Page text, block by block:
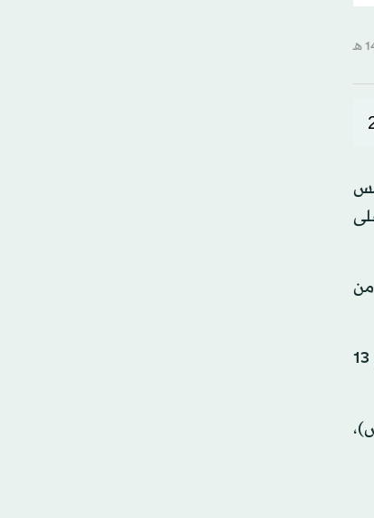
وجلست المستشارة في درجة رجال الأعمال إلى جوار أحد الركاب، الذي لم يكن يتوقع أنه سيقضي رحلته التي تستغرق نحو 13